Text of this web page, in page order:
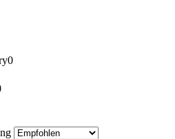
0